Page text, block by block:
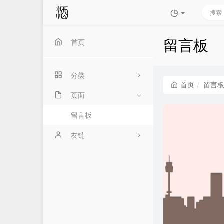
首页
分类
5
17
页面
留言板
友链
留言板
首页 留言